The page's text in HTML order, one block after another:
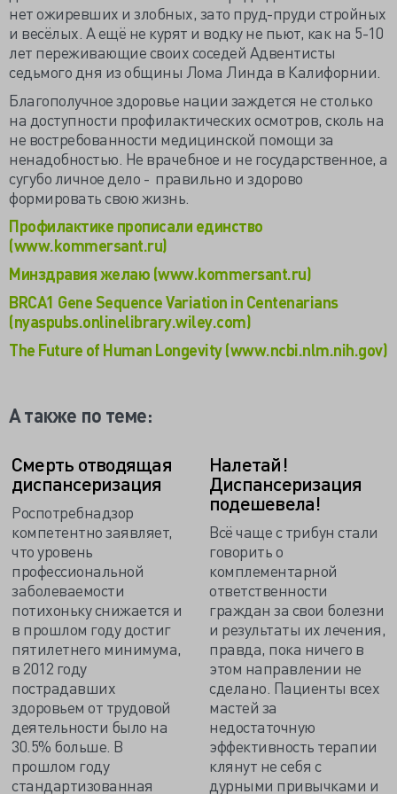
нет ожиревших и злобных, зато пруд-пруди стройных
и весёлых. А ещё не курят и водку не пьют, как на 5-10
лет переживающие своих соседей Адвентисты
седьмого дня из общины Лома Линда в Калифорнии.
Благополучное здоровье нации заждется не столько
на доступности профилактических осмотров, сколь на
не востребованности медицинской помощи за
ненадобностью. Не врачебное и не государственное, а
сугубо личное дело - правильно и здорово
формировать свою жизнь.
Профилактике прописали единство
(www.kommersant.ru)
Минздравия желаю (www.kommersant.ru)
BRCA1 Gene Sequence Variation in Centenarians
(nyaspubs.onlinelibrary.wiley.com)
The Future of Human Longevity (www.ncbi.nlm.nih.gov)
А также по теме:
Смерть отводящая
диспансеризация
Роспотребнадзор
компетентно заявляет,
что уровень
профессиональной
заболеваемости
потихоньку снижается и
в прошлом году достиг
пятилетнего минимума,
в 2012 году
пострадавших
здоровьем от трудовой
деятельности было на
30.5% больше. В
прошлом году
стандартизованная
Налетай!
Диспансеризация
подешевела!
Всё чаще с трибун стали
говорить о
комплементарной
ответственности
граждан за свои болезни
и результаты их лечения,
правда, пока ничего в
этом направлении не
сделано. Пациенты всех
мастей за
недостаточную
эффективность терапии
клянут не себя с
дурными привычками и